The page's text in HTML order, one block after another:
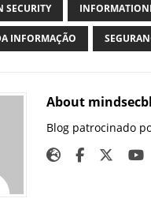
SECURITY
INFORMAÇÃO
About
Blog patrocinado